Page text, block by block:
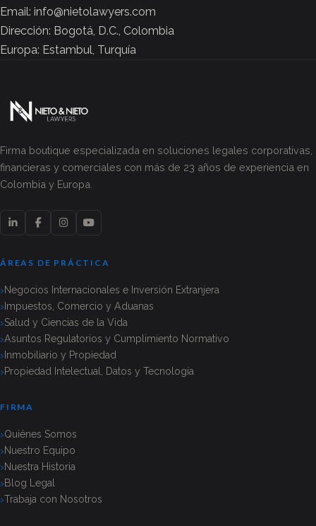
Email: info@nietolawyers.com
Dirección: Bogotá, D.C., Colombia
Europa: Estambul, Turquía
Firma boutique especializada en soluciones legales corporativas,
financieras y comerciales con más de 23 años de experiencia en
Colombia y Europa.
ÁREAS DE PRÁCTICA
Negocios Internacionales e Inversión Extranjera
Impuestos, Comercio y Aduanas
Salud y Ciencias de la Vida
Asuntos Regulatorios y Cumplimiento Normativo
Inmobiliario y Propiedad
Propiedad Intelectual, Datos y Tecnología
FIRMA
Quiénes Somos
Nuestro Equipo
Nuestra Historia
Blog Legal
Trabaja con Nosotros